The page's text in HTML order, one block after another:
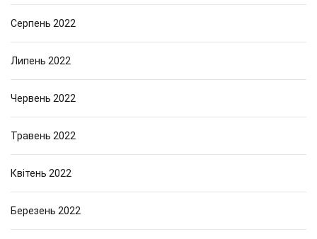
Серпень 2022
Липень 2022
Червень 2022
Травень 2022
Квітень 2022
Березень 2022